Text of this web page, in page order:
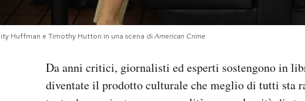
Huffman e Timothy Hutton in una scena diAmerican Crime
Da anni critici, giornalisti ed esperti sostengono in
diventate il prodotto culturale che meglio di tutti sta